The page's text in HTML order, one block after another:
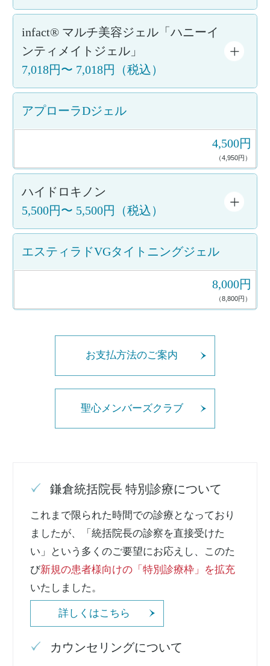
infact® マルチ美容ジェル「ハニーイ
ンティメイトジェル」
7,018円〜 7,018円 （税込）
アプローラDジェル
4,500円
（4,950円）
ハイドロキノン
5,500円〜 5,500円 （税込）
エスティラドVGタイトニングジェル
8,000円
（8,800円）
お支払方法のご案内
聖心メンバーズクラブ
鎌倉統括院長 特別診療について
これまで限られた時間での診療となっており
ましたが、「統括院長の診察を直接受けた
い」という多くのご要望にお応えし、このた
び新規の患者様向けの「特別診療枠」を拡充
いたしました。
詳しくはこちら
カウンセリングについて